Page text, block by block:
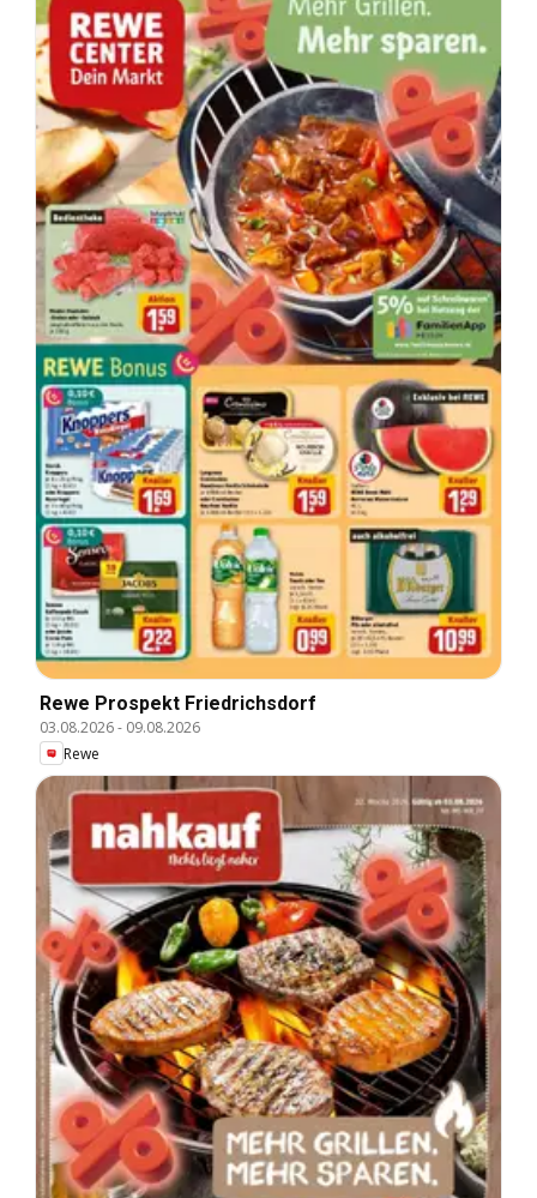
Rewe Prospekt Friedrichsdorf
03.08.2026- 09.08.2026
Rewe